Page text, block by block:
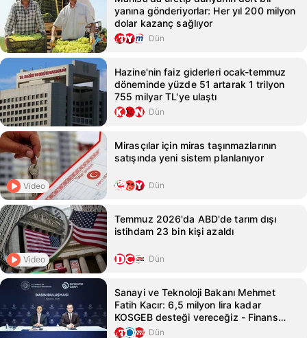
yanına gönderiyorlar: Her yıl 200 milyon
dolar kazanç sağlıyor
Dün
Hazine'nin faiz giderleri ocak-temmuz
döneminde yüzde 51 artarak 1 trilyon
755 milyar TL'ye ulaştı
Dün
Video
Mirasçılar için miras taşınmazlarının
satışında yeni sistem planlanıyor
Dün
Video
Temmuz 2026'da ABD'de tarım dışı
istihdam 23 bin kişi azaldı
Dün
Sanayi ve Teknoloji Bakanı Mehmet
Fatih Kacır: 6,5 milyon lira kadar
KOSGEB desteği vereceğiz - Finans
Haberleri - Habertürk
Dün